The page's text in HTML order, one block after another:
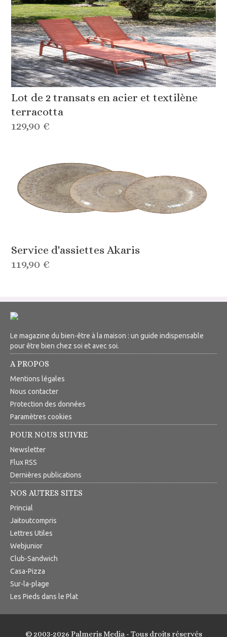
Lot de 2 transats en acier et textilène
terracotta
129,90 €
Service d'assiettes Akaris
119,90 €
Le magazine du bien-être à la maison : un guide indispensable
pour être bien chez soi et avec soi.
A PROPOS
Mentions légales
Nous contacter
Protection des données
Paramètres cookies
POUR NOUS SUIVRE
Newsletter
Flux RSS
Dernières publications
NOS AUTRES SITES
Princial
Jaitoutcompris
Lettres Utiles
Webjunior
Club-Sandwich
Casa-Pizza
Sur-la-plage
Les Pieds dans le Plat
© 2003-2026 Palmeris Media - Tous droits réservés